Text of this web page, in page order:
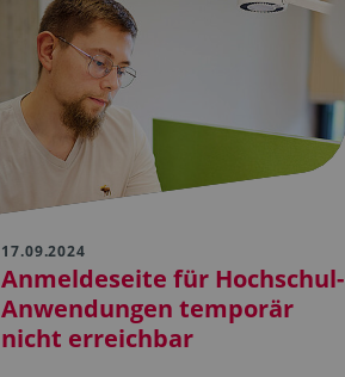
17.09.2024
Anmeldeseite für Hochschul-
Anwendungen temporär
nicht erreichbar